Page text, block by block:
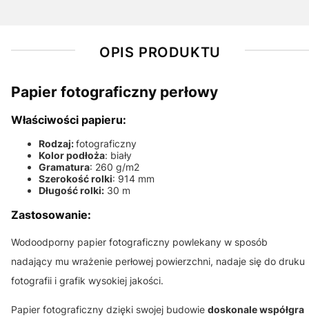
OPIS PRODUKTU
Papier fotograficzny perłowy
Właściwości papieru:
Rodzaj:fotograficzny
Kolor podłoża: biały
Gramatura: 260 g/m2
Szerokość rolki: 914 mm
Długość rolki: 30 m
Zastosowanie:
Wodoodporny papier fotograficzny powlekany w sposób
nadający mu wrażenie perłowej powierzchni, nadaje się do druku
fotografii i grafik wysokiej jakości.
Papier fotograficzny dzięki swojej budowie doskonale współgra